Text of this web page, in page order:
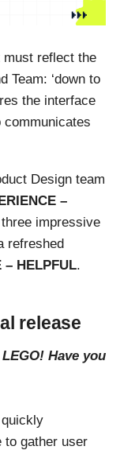
must reflect the
Team: ‘down to
the interface
Design team
–
impressive
refreshed
– HELPFUL.
release
Have you
to gather user